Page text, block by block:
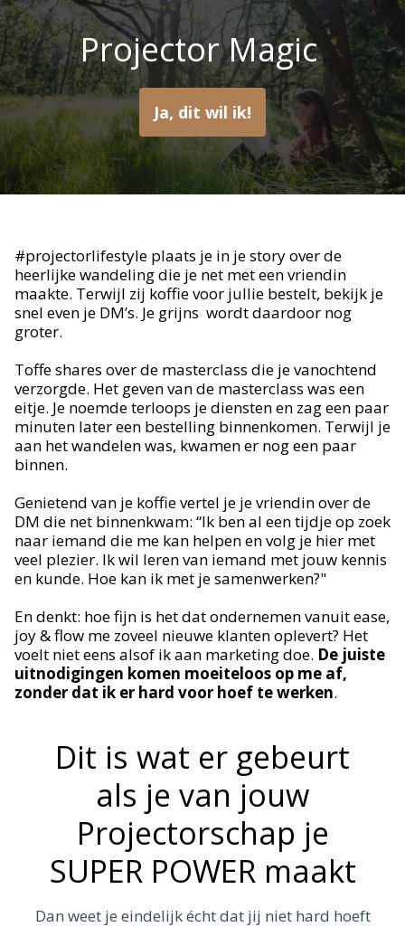
Projector Magic
Ja, dit wil ik!
#projectorlifestyle plaats je in je story over de
heerlijke wandeling die je net met een vriendin
maakte. Terwijl zij koffie voor jullie bestelt, bekijk je
snel even je DM’s. Je grijns wordt daardoor nog
groter.
Toffe shares over de masterclass die je vanochtend
verzorgde. Het geven van de masterclass was een
eitje. Je noemde terloops je diensten en zag een paar
minuten later een bestelling binnenkomen. Terwijl je
aan het wandelen was, kwamen er nog een paar
binnen.
Genietend van je koffie vertel je je vriendin over de
DM die net binnenkwam: “Ik ben al een tijdje op zoek
naar iemand die me kan helpen en volg je hier met
veel plezier. Ik wil leren van iemand met jouw kennis
en kunde. Hoe kan ik met je samenwerken?"
En denkt: hoe fijn is het dat ondernemen vanuit ease,
joy & flow me zoveel nieuwe klanten oplevert? Het
voelt niet eens alsof ik aan marketing doe. De juiste
uitnodigingen komen moeiteloos op me af,
zonder dat ik er hard voor hoef te werken.
Dit is wat er gebeurt
als je van jouw
Projectorschap je
SUPER POWER maakt
Dan weet je eindelijk écht dat jij niet hard hoeft